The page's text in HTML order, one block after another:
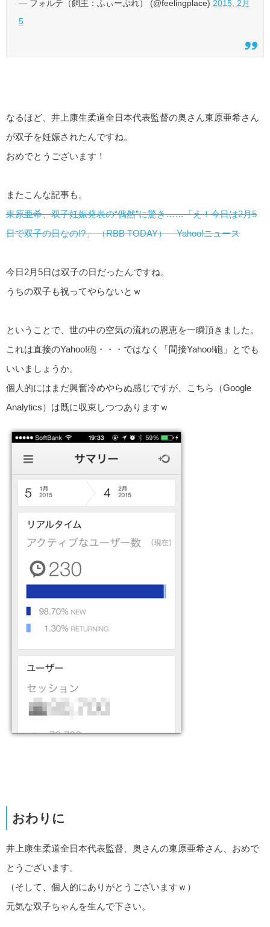
— フォルテ（飼主：ふぃーぷれ） (@feelingplace) 2015, 2月
5
なるほど、井上康生柔道全日本代表監督の奥さん東原亜希さん
が双子を妊娠されたんですね。
おめでとうございます！
またこんな記事も。
東原亜希、双子妊娠発表の“偶然”に驚き……「え！今日は2月5
日で双子の日なの!?」 （RBB TODAY） – Yahoo!ニュース
今日2月5日は双子の日だったんですね。
うちの双子も祝ってやらないとｗ
ということで、世の中の空気の流れの恩恵を一瞬頂きました。
これは直接のYahoo!砲・・・ではなく「間接Yahoo!砲」とでも
いいましょうか。
個人的にはまだ興奮冷めやらぬ感じですが、こちら（Google
Analytics）は既に収束しつつありますｗ
おわりに
井上康生柔道全日本代表監督、奥さんの東原亜希さん、おめで
とうございます。
（そして、個人的にありがとうございますｗ）
元気な双子ちゃんを生んで下さい。